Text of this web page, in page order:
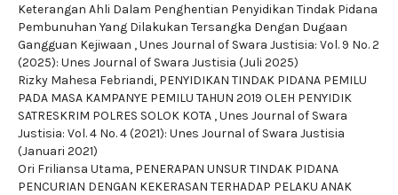
Keterangan Ahli Dalam Penghentian Penyidikan Tindak Pidana
Pembunuhan Yang Dilakukan Tersangka Dengan Dugaan
Gangguan Kejiwaan ,Unes Journal of Swara Justisia: Vol. 9 No. 2
(2025): Unes Journal of Swara Justisia (Juli 2025)
Rizky Mahesa Febriandi, PENYIDIKAN TINDAK PIDANA PEMILU
PADA MASA KAMPANYE PEMILU TAHUN 2019 OLEH PENYIDIK
SATRESKRIM POLRES SOLOK KOTA ,Unes Journal of Swara
Justisia: Vol. 4 No. 4 (2021): Unes Journal of Swara Justisia
(Januari 2021)
Ori Friliansa Utama, PENERAPAN UNSUR TINDAK PIDANA
PENCURIAN DENGAN KEKERASAN TERHADAP PELAKU ANAK